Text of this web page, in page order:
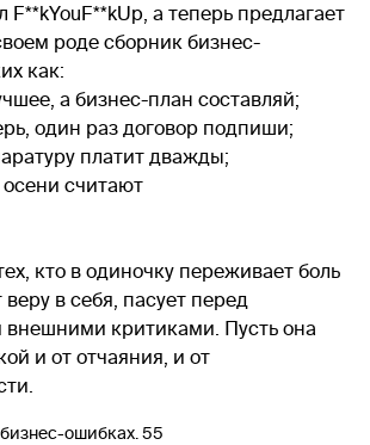
F**kYouF**kUp, а теперь предлагает
роде сборник бизнес-
как:
а бизнес-план составляй;
один раз договор подпиши;
платит дважды;
считают
кто в одиночку переживает боль
в себя, пасует перед
внешними критиками. Пусть она
и от отчаяния, и от
ошибках. 55